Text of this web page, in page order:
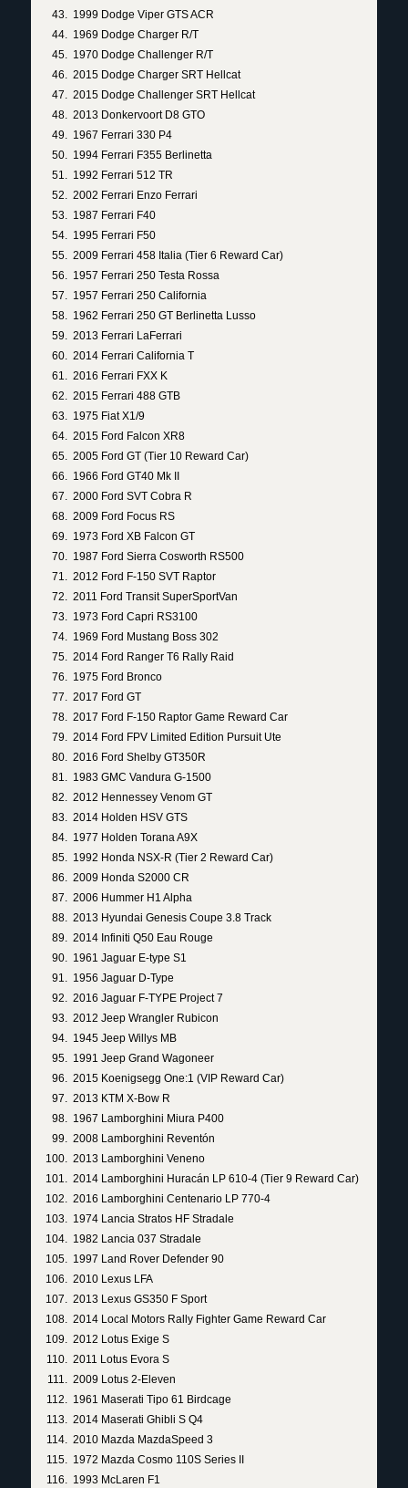
1999 Dodge Viper GTS ACR
1969 Dodge Charger R/T
1970 Dodge Challenger R/T
2015 Dodge Charger SRT Hellcat
2015 Dodge Challenger SRT Hellcat
2013 Donkervoort D8 GTO
1967 Ferrari 330 P4
1994 Ferrari F355 Berlinetta
1992 Ferrari 512 TR
2002 Ferrari Enzo Ferrari
1987 Ferrari F40
1995 Ferrari F50
2009 Ferrari 458 Italia (Tier 6 Reward Car)
1957 Ferrari 250 Testa Rossa
1957 Ferrari 250 California
1962 Ferrari 250 GT Berlinetta Lusso
2013 Ferrari LaFerrari
2014 Ferrari California T
2016 Ferrari FXX K
2015 Ferrari 488 GTB
1975 Fiat X1/9
2015 Ford Falcon XR8
2005 Ford GT (Tier 10 Reward Car)
1966 Ford GT40 Mk II
2000 Ford SVT Cobra R
2009 Ford Focus RS
1973 Ford XB Falcon GT
1987 Ford Sierra Cosworth RS500
2012 Ford F-150 SVT Raptor
2011 Ford Transit SuperSportVan
1973 Ford Capri RS3100
1969 Ford Mustang Boss 302
2014 Ford Ranger T6 Rally Raid
1975 Ford Bronco
2017 Ford GT
2017 Ford F-150 Raptor Game Reward Car
2014 Ford FPV Limited Edition Pursuit Ute
2016 Ford Shelby GT350R
1983 GMC Vandura G-1500
2012 Hennessey Venom GT
2014 Holden HSV GTS
1977 Holden Torana A9X
1992 Honda NSX-R (Tier 2 Reward Car)
2009 Honda S2000 CR
2006 Hummer H1 Alpha
2013 Hyundai Genesis Coupe 3.8 Track
2014 Infiniti Q50 Eau Rouge
1961 Jaguar E-type S1
1956 Jaguar D-Type
2016 Jaguar F-TYPE Project 7
2012 Jeep Wrangler Rubicon
1945 Jeep Willys MB
1991 Jeep Grand Wagoneer
2015 Koenigsegg One:1 (VIP Reward Car)
2013 KTM X-Bow R
1967 Lamborghini Miura P400
2008 Lamborghini Reventón
2013 Lamborghini Veneno
2014 Lamborghini Huracán LP 610-4 (Tier 9 Reward Car)
2016 Lamborghini Centenario LP 770-4
1974 Lancia Stratos HF Stradale
1982 Lancia 037 Stradale
1997 Land Rover Defender 90
2010 Lexus LFA
2013 Lexus GS350 F Sport
2014 Local Motors Rally Fighter Game Reward Car
2012 Lotus Exige S
2011 Lotus Evora S
2009 Lotus 2-Eleven
1961 Maserati Tipo 61 Birdcage
2014 Maserati Ghibli S Q4
2010 Mazda MazdaSpeed 3
1972 Mazda Cosmo 110S Series II
1993 McLaren F1